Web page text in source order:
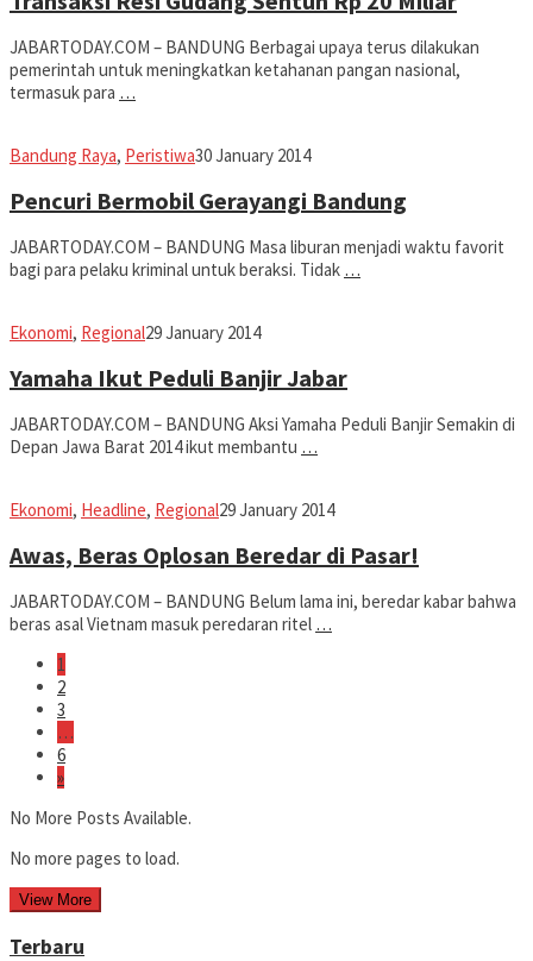
JABARTODAY.COM – BANDUNG Berbagai upaya terus dilakukan
pemerintah untuk meningkatkan ketahanan pangan nasional,
termasuk para …
Bandung Raya, PeristiwaJabar
30 January 2014
Pencuri Bermobil Gerayangi Bandung
JABARTODAY.COM – BANDUNG Masa liburan menjadi waktu favorit
bagi para pelaku kriminal untuk beraksi. Tidak …
Ekonomi, RegionalJabar
29 January 2014
Yamaha Ikut Peduli Banjir Jabar
JABARTODAY.COM – BANDUNG Aksi Yamaha Peduli Banjir Semakin di
Depan Jawa Barat 2014 ikut membantu …
Ekonomi, Headline, RegionalJabar
29 January 2014
Awas, Beras Oplosan Beredar di Pasar!
JABARTODAY.COM – BANDUNG Belum lama ini, beredar kabar bahwa
beras asal Vietnam masuk peredaran ritel …
1
2
3
…
6
»
No More Posts Available.
No more pages to load.
View More
Terbaru